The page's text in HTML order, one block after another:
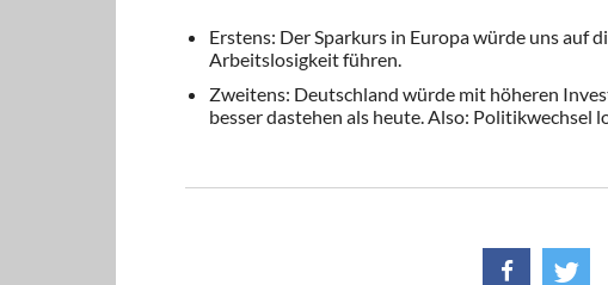
Erstens: Der Sparkurs in Europa würde uns auf
Arbeitslosigkeit führen.
Zweitens: Deutschland würde mit höheren
besser dastehen als heute. Also: Politikwechsel